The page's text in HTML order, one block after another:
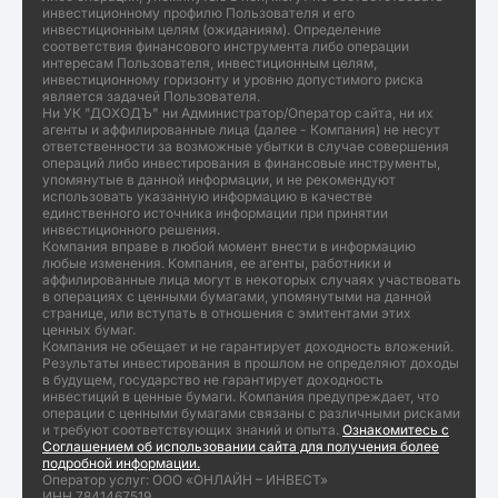
инвестиционному профилю Пользователя и его
инвестиционным целям (ожиданиям). Определение
соответствия финансового инструмента либо операции
интересам Пользователя, инвестиционным целям,
инвестиционному горизонту и уровню допустимого риска
является задачей Пользователя.
Ни УК "ДОХОДЪ" ни Администратор/Оператор сайта, ни их
агенты и аффилированные лица (далее - Компания) не несут
ответственности за возможные убытки в случае совершения
операций либо инвестирования в финансовые инструменты,
упомянутые в данной информации, и не рекомендуют
использовать указанную информацию в качестве
единственного источника информации при принятии
инвестиционного решения.
Компания вправе в любой момент внести в информацию
любые изменения. Компания, ее агенты, работники и
аффилированные лица могут в некоторых случаях участвовать
в операциях с ценными бумагами, упомянутыми на данной
странице, или вступать в отношения с эмитентами этих
ценных бумаг.
Компания не обещает и не гарантирует доходность вложений.
Результаты инвестирования в прошлом не определяют доходы
в будущем, государство не гарантирует доходность
инвестиций в ценные бумаги. Компания предупреждает, что
операции с ценными бумагами связаны с различными рисками
и требуют соответствующих знаний и опыта. Ознакомитесь с
Соглашением об использовании сайта для получения более
подробной информации.
Оператор услуг: ООО «ОНЛАЙН – ИНВЕСТ»